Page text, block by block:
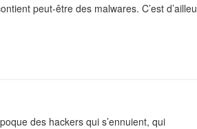
peut-être des malwares. C’est
des hackers qui s’ennuient, qui